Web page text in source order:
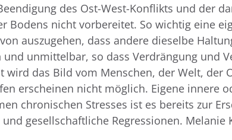
des Ost-West-Konflikts und der
Bodens nicht vorbereitet. So wichtig eine
auszugehen, dass andere dieselbe
und unmittelbar, so dass Verdrängung und
wird das Bild vom Menschen, der Welt,
erscheinen nicht möglich. Eigene innere
chronischen Stresses ist es bereits zur
gesellschaftliche Regressionen.